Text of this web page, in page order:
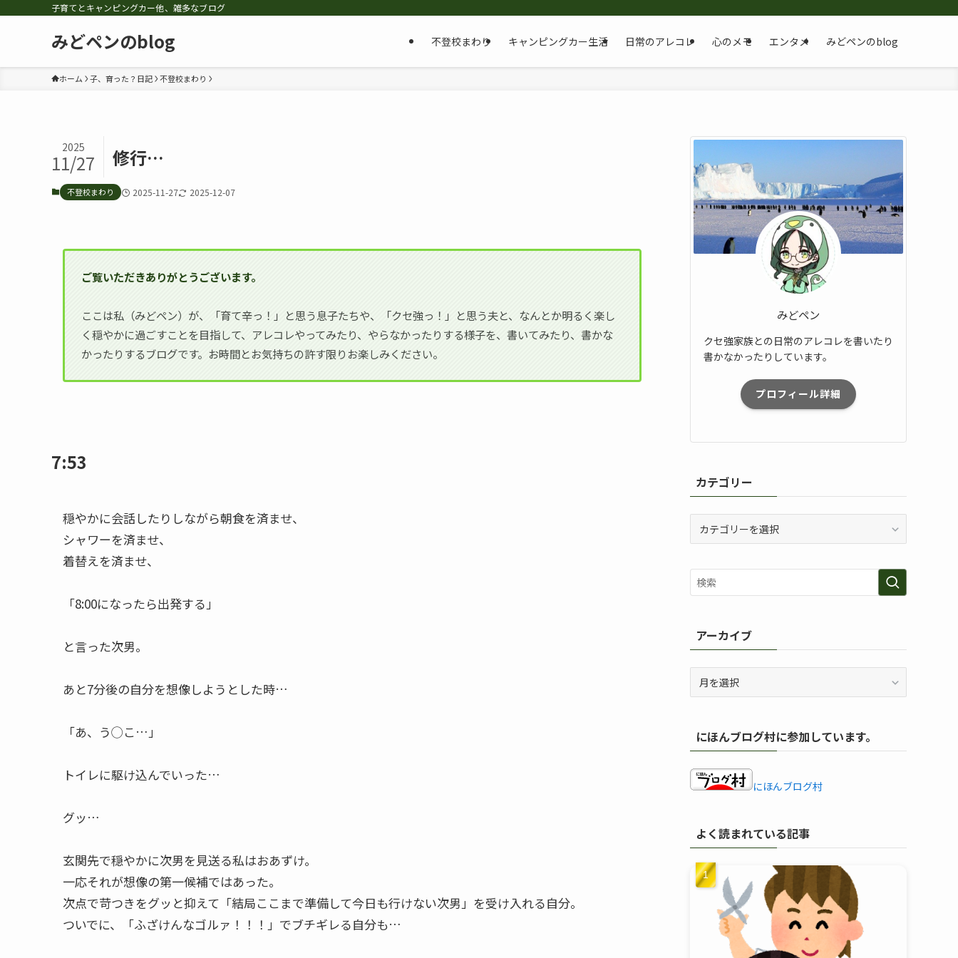
子育てとキャンピングカー他、雑多なブログ
みどペンのblog 不登校まわり キャンピングカー生活 日常のアレコレ 心のメモ エンタメ みどペンのblog
ホーム 子、育った？日記 不登校まわり
修行…
2025
11/27
不登校まわり 2025-11-27 2025-12-07
ご覧いただきありがとうございます。
ここは私（みどペン）が、「育て辛っ！」と思う息子たちや、「クセ強っ！」と思う夫と、なんとか明るく楽し
く穏やかに過ごすことを目指して、アレコレやってみたり、やらなかったりする様子を、書いてみたり、書かな
かったりするブログです。お時間とお気持ちの許す限りお楽しみください。
7:53
穏やかに会話したりしながら朝食を済ませ、
シャワーを済ませ、
着替えを済ませ、
「8:00になったら出発する」
と言った次男。
あと7分後の自分を想像しようとした時…
「あ、う◯こ…」
トイレに駆け込んでいった…
グッ…
玄関先で穏やかに次男を見送る私はおあずけ。
一応それが想像の第一候補ではあった。
次点で苛つきをグッと抑えて「結局ここまで準備して今日も行けない次男」を受け入れる自分。
ついでに、「ふざけんなゴルァ！！！」でブチギレる自分も…
みどペン
クセ強家族との日常のアレコレを書いたり
書かなかったりしています。
プロフィール詳細
カテゴリー
リ
ー
アーカイブ
ブにほんブログ村に参加しています。
にほんブログ村
よく読まれている記事